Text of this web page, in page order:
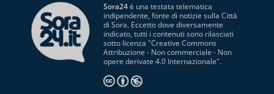
Sora24è una testata telematica
indipendente, fonte di notizie sulla Città
di Sora. Eccetto dove diversamente
indicato, tutti i contenuti sono rilasciati
sotto licenza "Creative Commons
Attribuzione - Non commerciale - Non
opere derivate 4.0 Internazionale".